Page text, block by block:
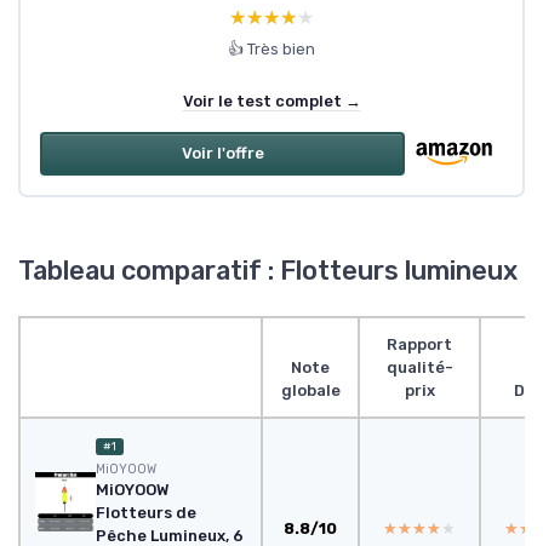
★★★★★
★★★★★
👍 Très bien
Voir le test complet →
Voir l'offre
Tableau comparatif : Flotteurs lumineux
Note
globale
Rapport
qualité-
prix
#1
‎MiOYOOW
MiOYOOW
Flotteurs de
Pêche Lumineux, 6
8.8/10 ★★★★★
★★★★★